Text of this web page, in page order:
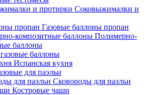
Соковыжималки и
Газовые баллоны пропан
Полимерно-
баллоны
баллоны
Испанская кухня
для паэльи
Сковороды для паэльи
Костровые чаши